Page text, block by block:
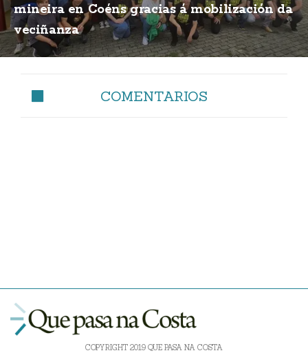
mineira en Coéns gracias á mobilización da
veciñanza
COMENTARIOS
COPYRIGHT 2019 QUE PASA NA COSTA